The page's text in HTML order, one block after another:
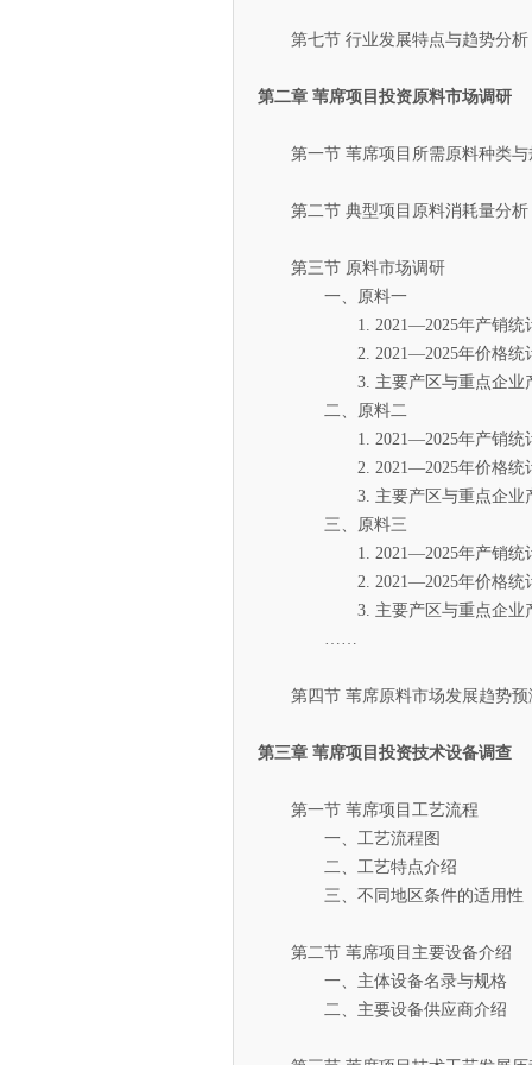
第七节 行业发展特点与趋势分析
第二章 苇席项目投资原料市场调研
第一节 苇席项目所需原料种类与
第二节 典型项目原料消耗量分析
第三节 原料市场调研
一、原料一
1. 2021—2025年产销统
2. 2021—2025年价格统
3. 主要产区与重点企业
二、原料二
1. 2021—2025年产销统
2. 2021—2025年价格统
3. 主要产区与重点企业
三、原料三
1. 2021—2025年产销统
2. 2021—2025年价格统
3. 主要产区与重点企业
……
第四节 苇席原料市场发展趋势预
第三章 苇席项目投资技术设备调查
第一节 苇席项目工艺流程
一、工艺流程图
二、工艺特点介绍
三、不同地区条件的适用性
第二节 苇席项目主要设备介绍
一、主体设备名录与规格
二、主要设备供应商介绍